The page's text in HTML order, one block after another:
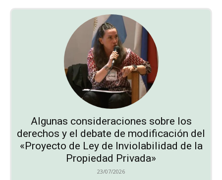
Algunas consideraciones sobre los
derechos y el debate de modificación del
«Proyecto de Ley de Inviolabilidad de la
Propiedad Privada»
23/07/2026